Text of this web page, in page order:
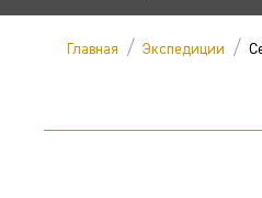
Главная / Экспедиции /